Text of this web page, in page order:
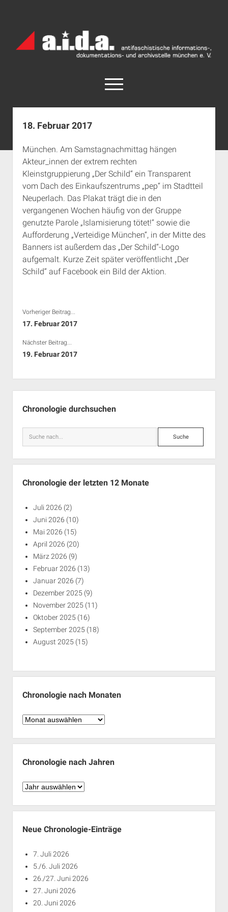
Archiv
München
open
menu
facebook
rss info@aida-archiv.de
Aktuelles
Termine
open
dropdown
menu
Antifaschistische Termine im Süden
Antifaschistische Termine in München
Rechte Termine im Süden
Rechte Termine München
Chronologie
Das Archiv
open
dropdown
menu
a.i.d.a. e. V. unterstützen
Über a.i.d.a.
RSS-Feeds, Twitter & Facebook
Bibliothek
Impressum
18. Februar 2017
München. Am Samstagnachmittag hängen
Akteur_innen der extrem rechten
Kleinstgruppierung „Der Schild“ ein Transparent
vom Dach des Einkaufszentrums „pep“ im Stadtteil
Neuperlach. Das Plakat trägt die in den
vergangenen Wochen häufig von der Gruppe
genutzte Parole „Islamisierung tötet!“ sowie die
Aufforderung „Verteidige München“, in der Mitte des
Banners ist außerdem das „Der Schild“-Logo
aufgemalt. Kurze Zeit später veröffentlicht „Der
Schild“ auf Facebook ein Bild der Aktion.
Vorheriger Beitrag...
17. Februar 2017
Nächster Beitrag...
19. Februar 2017
Chronologie durchsuchen
Suche
Chronologie der letzten 12 Monate
Juli 2026 (2)
Juni 2026 (10)
Mai 2026 (15)
April 2026 (20)
März 2026 (9)
Februar 2026 (13)
Januar 2026 (7)
Dezember 2025 (9)
November 2025 (11)
Oktober 2025 (16)
September 2025 (18)
August 2025 (15)
Chronologie nach Monaten
Chronologie
Monaten
Chronologie nach Jahren
Chronologie
Jahren
Neue Chronologie-Einträge
7. Juli 2026
5./6. Juli 2026
26./27. Juni 2026
27. Juni 2026
20. Juni 2026